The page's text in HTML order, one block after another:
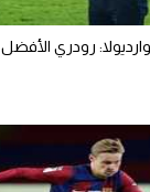
رودري